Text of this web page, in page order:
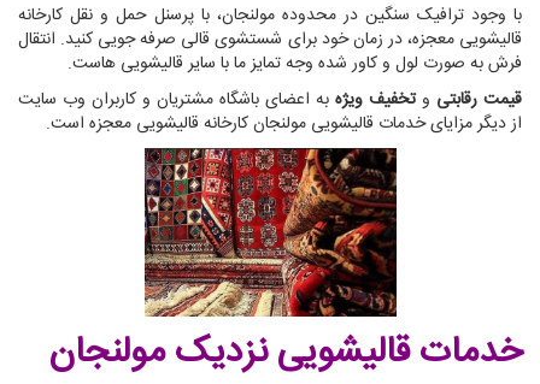
با وجود ترافیک سنگین در محدوده مولنجان، با پرسنل حمل و نقل کارخانه
قالیشویی معجزه، در زمان خود برای شستشوی قالی صرفه جویی کنید. انتقال
فرش به صورت لول و کاور شده وجه تمایز ما با سایر قالیشویی هاست.
قیمت رقابتی وتخفیف ویژه به اعضای باشگاه مشتریان و کاربران وب سایت
از دیگر مزایای خدمات قالیشویی مولنجان کارخانه قالیشویی معجزه است.
خدمات قالیشویی نزدیک مولنجان